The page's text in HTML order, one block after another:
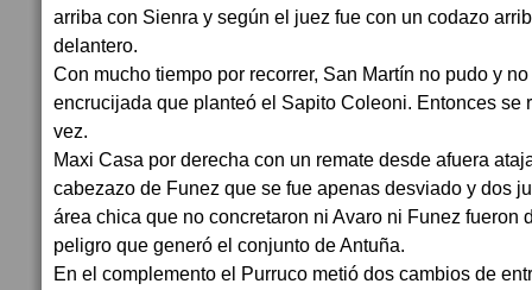
arriba con Sienra y según el juez fue con un codazo
delantero.
Con mucho tiempo por recorrer, San Martín no pudo y
encrucijada que planteó el Sapito Coleoni. Entonces se
vez.
Maxi Casa por derecha con un remate desde afuera
cabezazo de Funez que se fue apenas desviado y dos
área chica que no concretaron ni Avaro ni Funez fueron
peligro que generó el conjunto de Antuña.
En el complemento el Purruco metió dos cambios de